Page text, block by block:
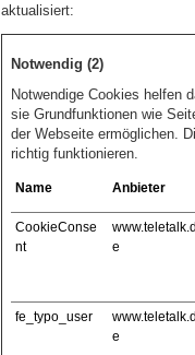
aktualisiert:
Notwendig (2)
Notwendige Cookies helfen
sie Grundfunktionen wie
der Webseite ermöglichen.
richtig funktionieren.
Name Anbieter
CookieConse
nt
e
fe_typo_user
e